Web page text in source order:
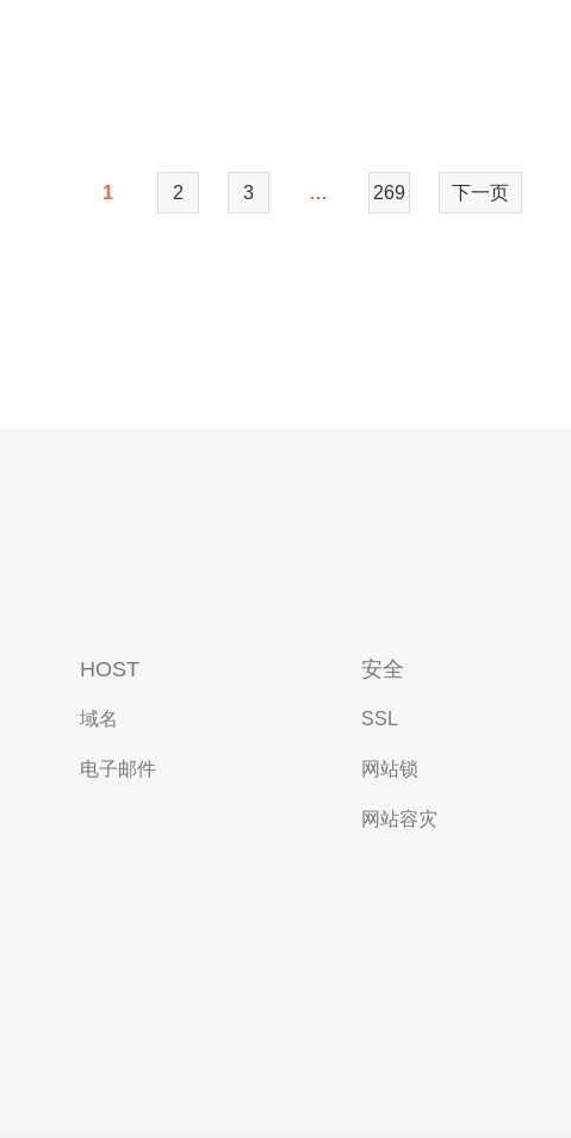
1 2 3 … 269 下一页
HOST
域名
电子邮件
安全
SSL
网站锁
网站容灾